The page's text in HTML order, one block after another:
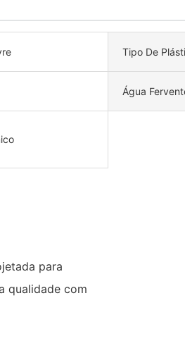
Tipo De
Água
para
qualidade com